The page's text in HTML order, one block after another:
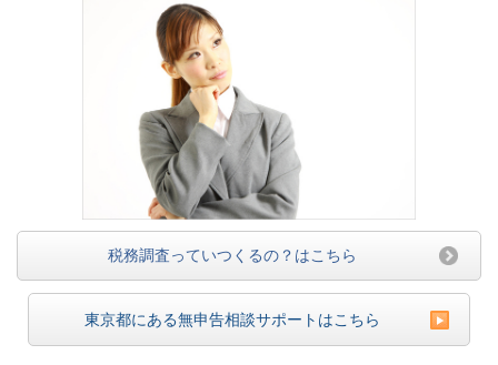
税務調査っていつくるの？はこちら
東京都にある無申告相談サポートはこちら